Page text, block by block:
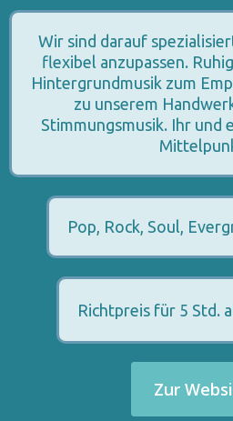
Wir sind darauf
flexibel anzupassen.
Hintergrundmusik zum
zu unserem
Stimmungsmusik. Ihr und
Pop, Rock, Soul,
Richtpreis für 5 Std.
Zur